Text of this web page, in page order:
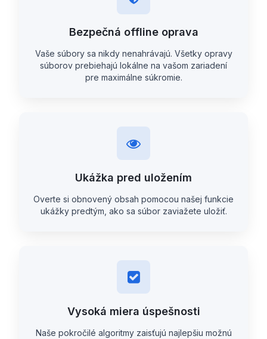
Bezpečná offline oprava
Vaše súbory sa nikdy nenahrávajú. Všetky opravy
súborov prebiehajú lokálne na vašom zariadení
pre maximálne súkromie.
Ukážka pred uložením
Overte si obnovený obsah pomocou našej funkcie
ukážky predtým, ako sa súbor zaviažete uložiť.
Vysoká miera úspešnosti
Naše pokročilé algoritmy zaisťujú najlepšiu možnú